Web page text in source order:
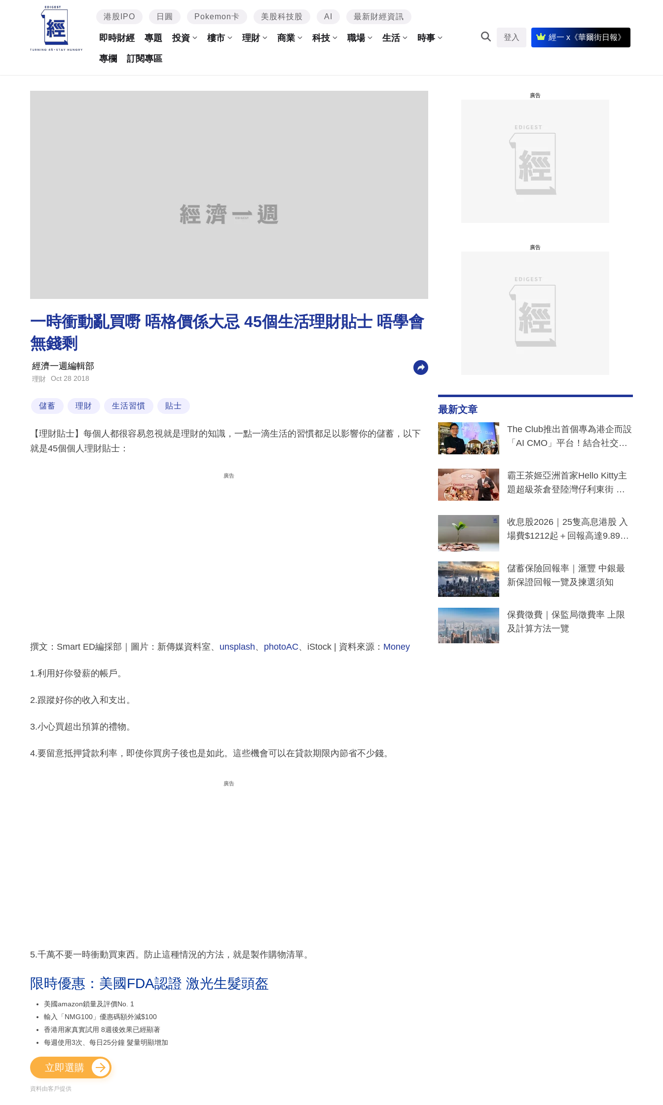
港股IPO 日圓 Pokemon卡 美股科技股 AI 最新財經資訊
即時財經 專題 投資 樓市 理財 商業 科技 職場 生活 時事
專欄 訂閱專區
登入 經一 x《華爾街日報》
一時衝動亂買嘢 唔格價係大忌 45個生活理財貼士 唔學會
無錢剩
經濟一週編輯部
理財 Oct 28 2018
儲蓄 理財 生活習慣 貼士
【理財貼士】每個人都很容易忽視就是理財的知識，一點一滴生活的習慣都足以影響你的儲蓄，以下
就是45個個人理財貼士：
廣告
撰文：Smart ED編採部｜圖片：新傳媒資料室、 unsplash、 photoAC、iStock | 資料來源： Money
1.利用好你發薪的帳戶。
2.跟蹤好你的收入和支出。
3.小心買超出預算的禮物。
4.要留意抵押貸款利率，即使你買房子後也是如此。這些機會可以在貸款期限內節省不少錢。
廣告
5.千萬不要一時衝動買東西。防止這種情況的方法，就是製作購物清單。
限時優惠：美國FDA認證 激光生髮頭盔
美國amazon鎖量及評價No. 1
輸入「NMG100」優惠碼額外減$100
香港用家真實試用 8週後效果已經顯著
每週使用3次、每日25分鐘 髮量明顯增加
立即選購
資料由客戶提供
廣告
廣告
最新文章
The Club推出首個專為港企而設
「AI CMO」平台！結合社交聆
分鐘生成「貼地」宣傳短片
霸王茶姬亞洲首家Hello Kitty主
題超級茶倉登陸灣仔利東街 推
y及香港限定特調系列
收息股2026｜25隻高息港股 入
場費$1212起＋回報高達9.89
儲蓄保險回報率｜滙豐 中銀最
新保證回報一覽及揀選須知
保費徵費｜保監局徵費率 上限
及計算方法一覽